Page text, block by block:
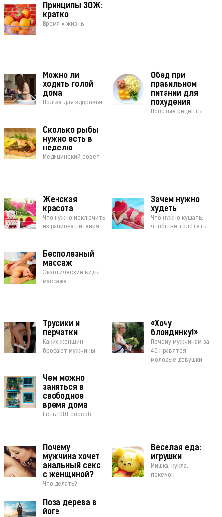
Принципы ЗОЖ:
кратко
Время = жизнь
Можно ли
ходить голой
дома
Польза для здоровья
Обед при
правильном
питании для
похудения
Простые рецепты
Сколько рыбы
нужно есть в
неделю
Медицинский совет
Женская
красота
Что нужно исключить
из рациона питания
Зачем нужно
худеть
Что нужно кушать,
чтобы не толстеть
Бесполезный
массаж
Экзотические виды
массажа
Трусики и
перчатки
Каких женщин
бросают мужчины
«Хочу
блондинку!»
Почему мужчинам за
40 нравятся
молодые девушки
Чем можно
заняться в
свободное
время дома
Есть 1001 способ
Почему
мужчина хочет
анальный секс
с женщиной?
Что делать?
Веселая еда:
игрушки
Мишка, кукла,
покемон
Поза дерева в
йоге